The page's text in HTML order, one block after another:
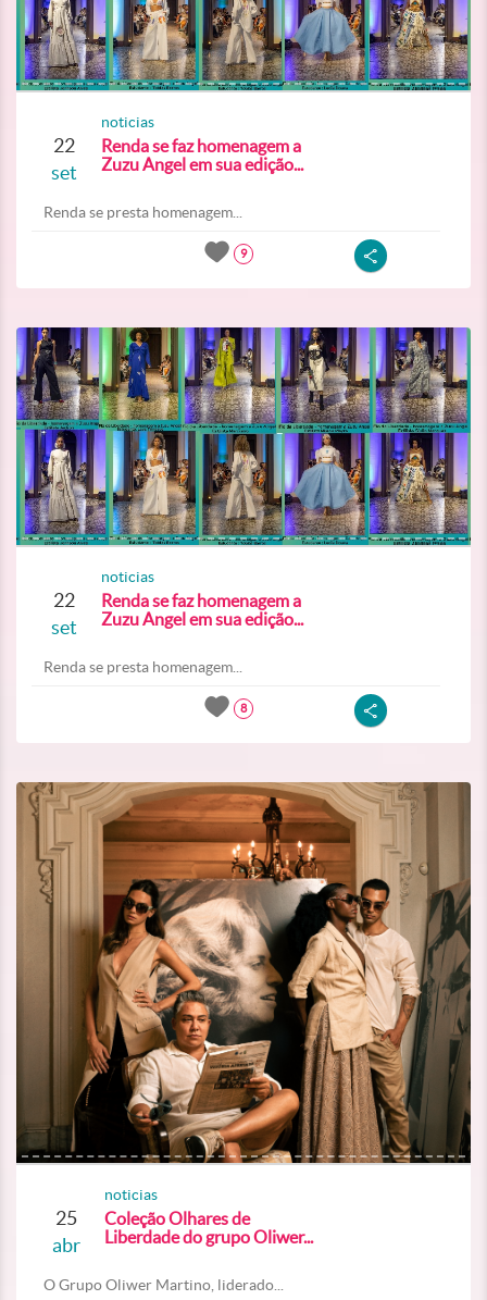
22
set
noticias
Renda se faz homenagem a
Zuzu Angel em sua edição...
Renda se presta homenagem...
9
22
set
noticias
Renda se faz homenagem a
Zuzu Angel em sua edição...
Renda se presta homenagem...
8
25
abr
noticias
Coleção Olhares de
Liberdade do grupo Oliwer...
O Grupo Oliwer Martino, liderado...